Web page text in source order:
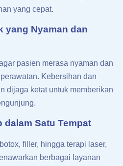
yang cepat.
yang Nyaman dan
pasien merasa nyaman dan
Kebersihan dan
dijaga ketat untuk memberikan
dalam Satu Tempat
filler, hingga terapi laser,
berbagai layanan